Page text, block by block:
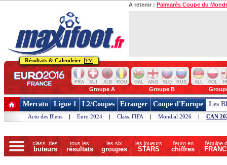
A retenir : Palmarès Coupe du
Résultats & Calendrier TV
1
FRA
2
SUI
3
ALB
4
ROU
1
GAL
2
ANG
3
SLQ
4
RUS
1
ALL
2
POL
3
Groupe A Groupe B
Mercato Ligue 1 L2/Coupes Etranger Coupe d'Europe Les
Actu des Bleus | Euro 2024 | Class. FIFA | Mondial 2026 | CAN
class. des
buteurs
tous les
résultats
les six
groupes
les joueurs
STARS
l'euro en
chiffres
l'équipe